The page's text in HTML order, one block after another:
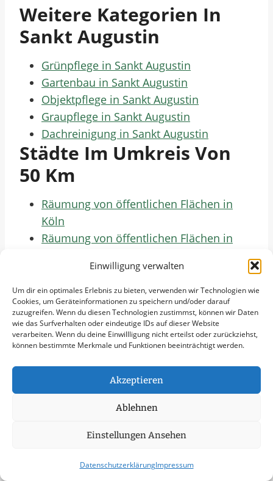
Einwilligung verwalten
Um dir ein optimales Erlebnis zu bieten, verwenden wir Technologien wie
Cookies, um Geräteinformationen zu speichern und/oder darauf
zuzugreifen. Wenn du diesen Technologien zustimmst, können wir Daten
wie das Surfverhalten oder eindeutige IDs auf dieser Website
verarbeiten. Wenn du deine Einwillligung nicht erteilst oder zurückziehst,
können bestimmte Merkmale und Funktionen beeinträchtigt werden.
Akzeptieren
Ablehnen
Einstellungen Ansehen
DatenschutzerklärungImpressum
Weitere Kategorien In
Sankt Augustin
Grünpflege in Sankt Augustin
Gartenbau in Sankt Augustin
Objektpflege in Sankt Augustin
Graupflege in Sankt Augustin
Dachreinigung in Sankt Augustin
Städte Im Umkreis Von
50 Km
Räumung von öffentlichen Flächen in
Köln
Räumung von öffentlichen Flächen in
Räumung von öffentlichen Flächen in
Leverkusen
Räumung von öffentlichen Flächen in
Solingen
Räumung von öffentlichen Flächen in
Räumung von öffentlichen Flächen in
Bergisch Gladbach
Räumung von öffentlichen Flächen in
Räumung von öffentlichen Flächen in